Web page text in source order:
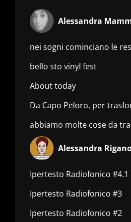
Alessandra
nei sogni cominciano le
bello sto vinyl fest
About today
Da Capo Peloro, per
abbiamo molte cose da
Alessandra
Ipertesto Radiofonico #4.1
Ipertesto Radiofonico #3
Ipertesto Radiofonico #2